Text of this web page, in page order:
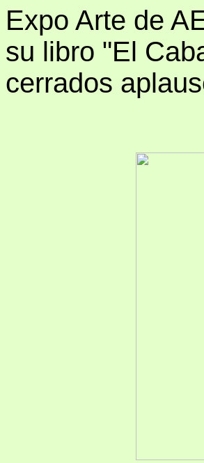
Expo Arte de
su libro "El
cerrados